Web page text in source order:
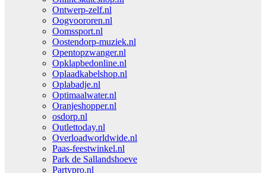
Ontwerp-zelf.nl
Oogvoororen.nl
Oomssport.nl
Oostendorp-muziek.nl
Opentopzwanger.nl
Opklapbedonline.nl
Oplaadkabelshop.nl
Oplabadje.nl
Optimaalwater.nl
Oranjeshopper.nl
osdorp.nl
Outlettoday.nl
Overloadworldwide.nl
Paas-feestwinkel.nl
Park de Sallandshoeve
Partypro.nl